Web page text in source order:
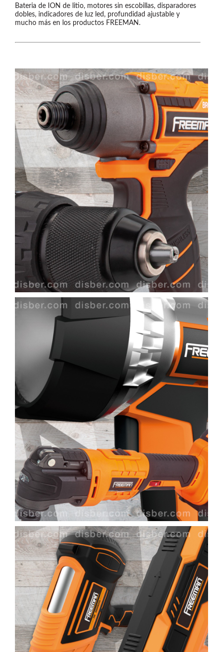
Bateria de ION de litio, motores sin escobillas, disparadores
dobles, indicadores de luz led, profundidad ajustable y
mucho más en los productos FREEMAN.